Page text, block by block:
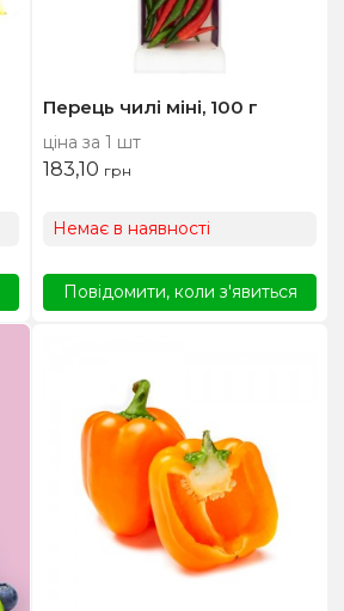
Перець чилі міні, 100 г
ціна за 1 шт
183,10 грн
Немає в наявності
Повідомити, коли з'явиться